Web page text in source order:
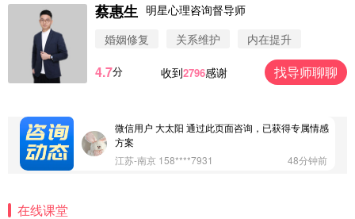
蔡惠生 明星心理咨询督导师
婚姻修复
关系维护 内在提升
4.7分 收到2796感谢 找导师聊聊
微信用户 圆圈 通过此页面咨询，已获得专属情感方
案
微信用户 Vnno 通过此页面咨询，已获得专属情感方
微信用户 大太阳 通过此页面咨询，已获得专属情感
方案
江苏-南京 158****7931
48分钟前
在线课堂